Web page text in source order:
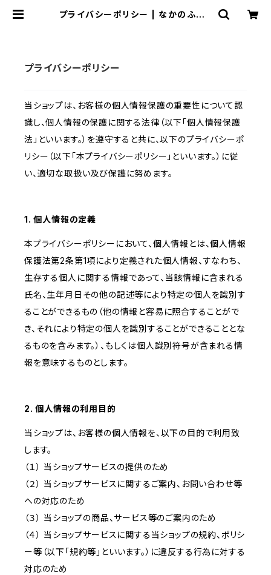
プライバシーポリシー | なかのふぁく
プライバシーポリシー
当ショップは、お客様の個人情報保護の重要性について認
識し、個人情報の保護に関する法律（以下「個人情報保護
法」といいます。）を遵守すると共に、以下のプライバシーポ
リシー（以下「本プライバシーポリシー」といいます。）に従
い、適切な取扱い及び保護に努めます。
1. 個人情報の定義
本プライバシーポリシーにおいて、個人情報とは、個人情報
保護法第2条第1項により定義された個人情報、すなわち、
生存する個人に関する情報であって、当該情報に含まれる
氏名、生年月日その他の記述等により特定の個人を識別す
ることができるもの（他の情報と容易に照合することがで
き、それにより特定の個人を識別することができることとな
るものを含みます。）、もしくは個人識別符号が含まれる情
報を意味するものとします。
2. 個人情報の利用目的
当ショップは、お客様の個人情報を、以下の目的で利用致
します。
（１） 当ショップサービスの提供のため
（２） 当ショップサービスに関するご案内、お問い合わせ等
への対応のため
（３） 当ショップの商品、サービス等のご案内のため
（４） 当ショップサービスに関する当ショップの規約、ポリシ
ー等（以下「規約等」といいます。）に違反する行為に対する
対応のため